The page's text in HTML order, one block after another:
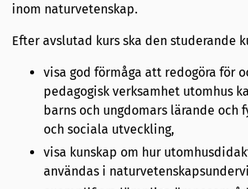
inom naturvetenskap.
Efter avslutad kurs ska den studerande
visa god förmåga att redogöra för
pedagogisk verksamhet utomhus
barns och ungdomars lärande och
och sociala utveckling,
visa kunskap om hur
användas i